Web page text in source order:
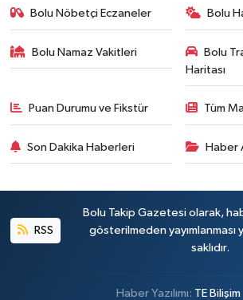
Bolu Nöbetçi Eczaneler Bolu
Bolu Namaz Vakitleri
Bolu
Haritası
Puan Durumu ve Fikstür Tüm
Son Dakika Haberleri Haber
RSS
Bolu Takip Gazetesi olarak,
gösterilmeden yayımlanması
saklıdır.
Haber Yazılımı: TE Bilişim